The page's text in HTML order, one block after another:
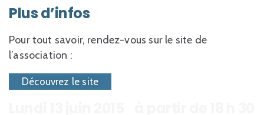
Plus d’infos
Pour tout savoir, rendez-vous sur le site de
l’association :
Découvrez le site